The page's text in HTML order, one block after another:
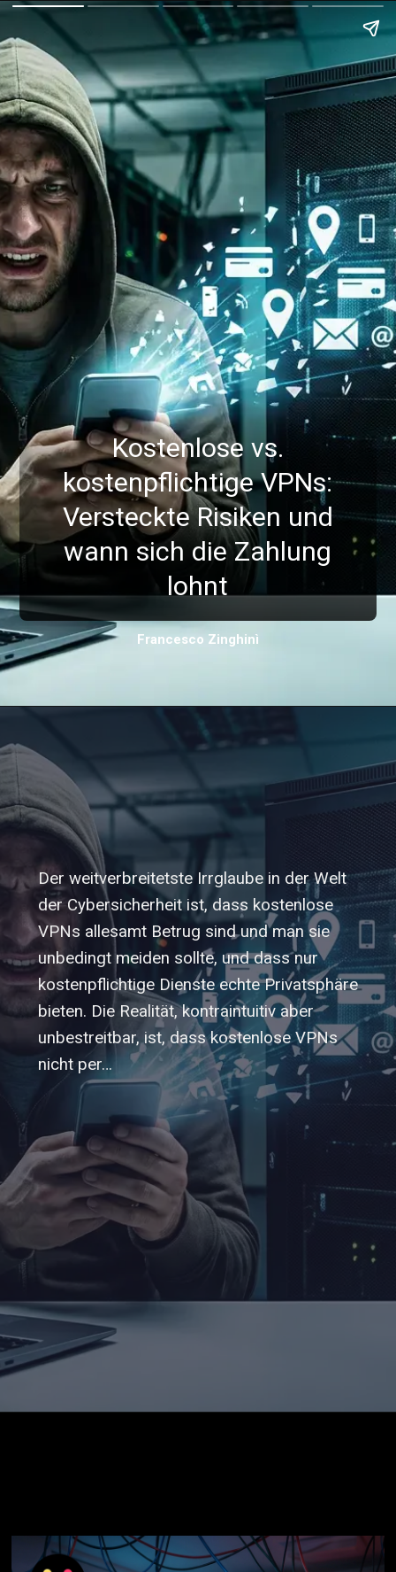
Kostenlose vs.
kostenpflichtige VPNs:
Versteckte Risiken und
wann sich die Zahlung
lohnt
Francesco Zinghinì
Der weitverbreitetste Irrglaube in der Welt
der Cybersicherheit ist, dass kostenlose
VPNs allesamt Betrug sind und man sie
unbedingt meiden sollte, und dass nur
kostenpflichtige Dienste echte Privatsphäre
bieten. Die Realität, kontraintuitiv aber
unbestreitbar, ist, dass kostenlose VPNs
nicht per…